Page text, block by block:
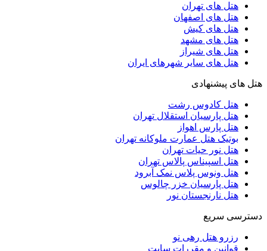
هتل های تهران
هتل های اصفهان
هتل های کیش
هتل های مشهد
هتل های شیراز
هتل های سایر شهرهای ایران
هتل های پیشنهادی
هتل کادوس رشت
هتل پارسیان استقلال تهران
هتل پارس اهواز
بوتیک هتل عمارت ملوکانه تهران
هتل نور حیات تهران
هتل اسپیناس پالاس تهران
هتل ونوس پلاس نمک آبرود
هتل پارسیان خزر چالوس
هتل نارنجستان نور
دسترسی سریع
رزرو هتل رهی نو
قوانین و مقررات سایت